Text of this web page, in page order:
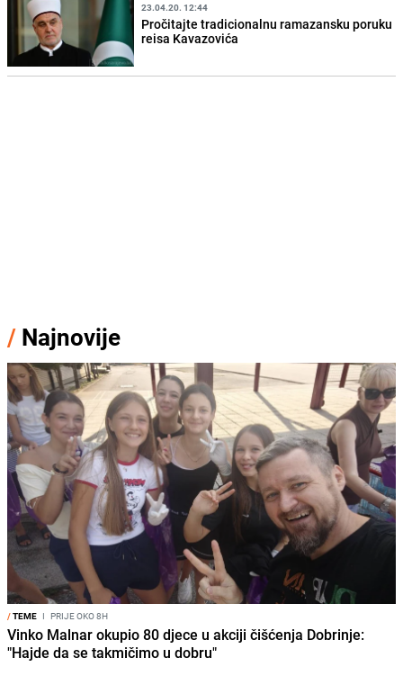
23.04.20. 12:44
Pročitajte tradicionalnu ramazansku poruku
reisa Kavazovića
/ Najnovije
/TEME I PRIJE OKO 8H
Vinko Malnar okupio 80 djece u akciji čišćenja Dobrinje:
"Hajde da se takmičimo u dobru"